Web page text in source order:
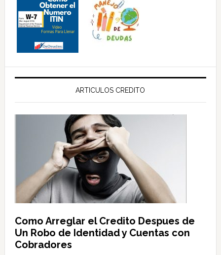
ARTICULOS CREDITO
Como Arreglar el Credito Despues de
Un Robo de Identidad y Cuentas con
Cobradores